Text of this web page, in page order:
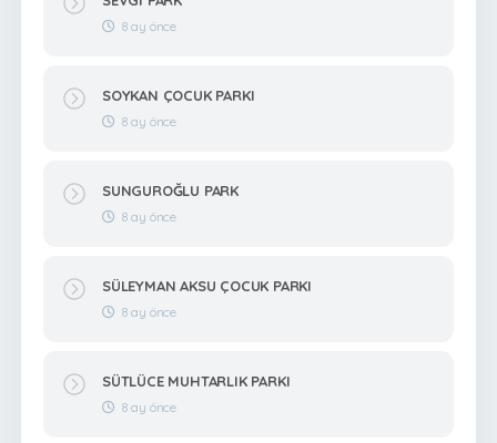
8 ay önce
SOYKAN ÇOCUK PARKI
8 ay önce
SUNGUROĞLU PARK
8 ay önce
SÜLEYMAN AKSU ÇOCUK PARKI
8 ay önce
SÜTLÜCE MUHTARLIK PARKI
8 ay önce